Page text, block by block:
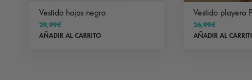
Vestido hojas negro
29,99€
AÑADIR AL CARRITO
Vestido playero
26,99€
AÑADIR AL